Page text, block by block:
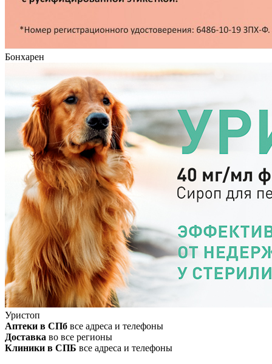
Бонхарен
Уристоп
Аптеки в СПб все адреса и телефоны
Доставка во все регионы
Клиники в СПБ все адреса и телефоны